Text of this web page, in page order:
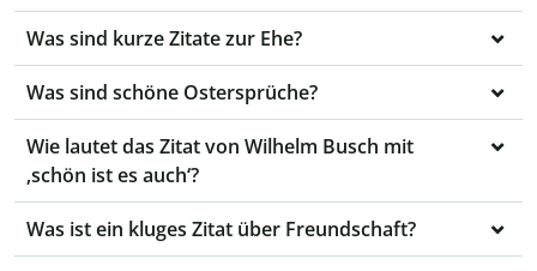
Was sind kurze Zitate zur Ehe?
Was sind schöne Ostersprüche?
Wie lautet das Zitat von Wilhelm Busch mit
‚schön ist es auch‘?
Was ist ein kluges Zitat über Freundschaft?